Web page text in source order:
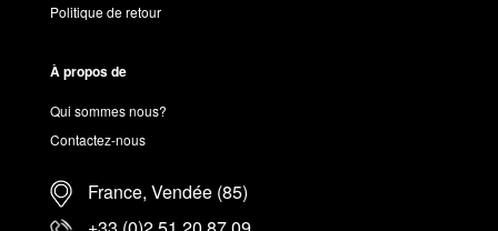
Politique de retour
À propos de
Qui sommes nous?
Contactez-nous
France, Vendée (85)